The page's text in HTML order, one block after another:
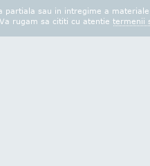
partiala sau in intregime a
rugam sa cititi cu atentie termenii